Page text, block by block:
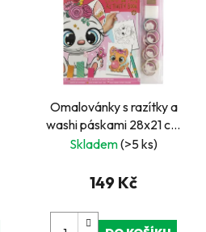
Omalovánky s razítky a
washi páskami 28x21 cm
Kočky
Skladem(>5 ks)
149 Kč